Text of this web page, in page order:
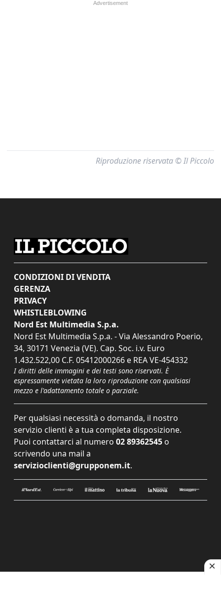
Riproduzione riservata © Il Piccolo
CONDIZIONI DI VENDITA
GERENZA
PRIVACY
WHISTLEBLOWING
Nord Est Multimedia S.p.a.
Nord Est Multimedia S.p.a. - Via Alessandro Poerio,
34, 30171 Venezia (VE). Cap. Soc. i.v. Euro
1.432.522,00 C.F. 05412000266 e REA VE-454332
I diritti delle immagini e dei testi sono riservati. È
espressamente vietata la loro riproduzione con qualsiasi
mezzo e l'adattamento totale o parziale.
Per qualsiasi necessità o domanda, il nostro
servizio clienti è a tua completa disposizione.
Puoi contattarci al numero 02 89362545 o
scrivendo una mail a
servizioclienti@grupponem.it.